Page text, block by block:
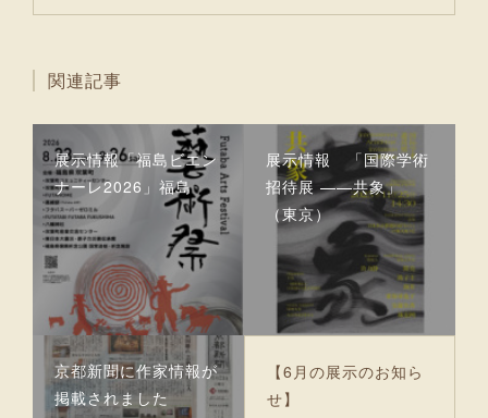
関連記事
展示情報「福島ビエン
ナーレ2026」福島
展示情報 「国際学術
招待展 ——共象」
（東京）
京都新聞に作家情報が
掲載されました
【6月の展示のお知ら
せ】